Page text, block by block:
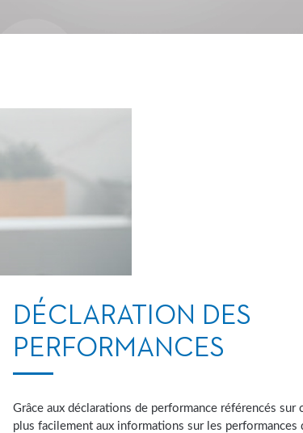
DÉCLARATION DES
PERFORMANCES
Grâce aux déclarations de performance référencés sur
plus facilement aux informations sur les performances